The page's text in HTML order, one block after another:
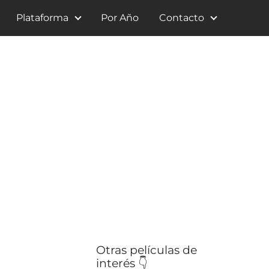
Plataforma Por Año Contacto
Otras películas de
interés 👇